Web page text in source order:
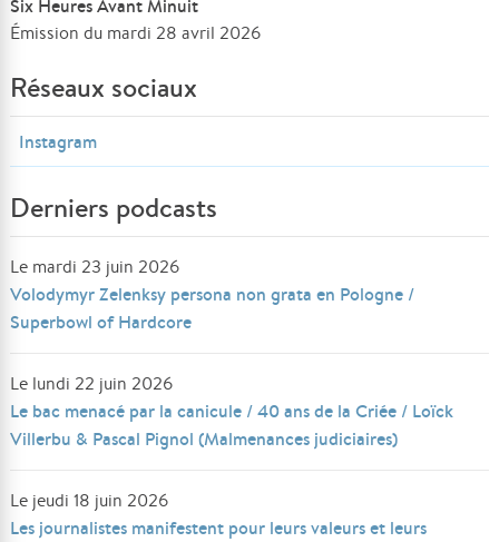
Six Heures Avant Minuit
Émission du mardi 28 avril 2026
Réseaux sociaux
Instagram
Derniers podcasts
Le mardi 23 juin 2026
Volodymyr Zelenksy persona non grata en Pologne /
Superbowl of Hardcore
Le lundi 22 juin 2026
Le bac menacé par la canicule / 40 ans de la Criée / Loïck
Villerbu & Pascal Pignol (Malmenances judiciaires)
Le jeudi 18 juin 2026
Les journalistes manifestent pour leurs valeurs et leurs